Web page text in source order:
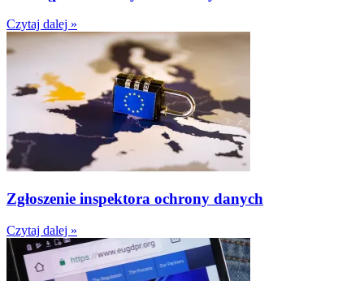
Czytaj dalej »
Zgłoszenie inspektora ochrony danych
Czytaj dalej »